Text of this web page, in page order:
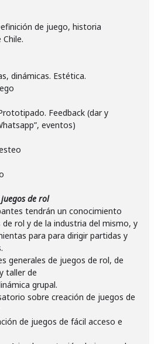
de juego, historia
dinámicas. Estética.
Feedback (dar y
eventos)
de rol
tendrán un conocimiento
rol y de la industria del mismo, y
para para dirigir partidas y
generales de juegos de rol, de
taller de
grupal.
sobre creación de juegos de
de juegos de fácil acceso e